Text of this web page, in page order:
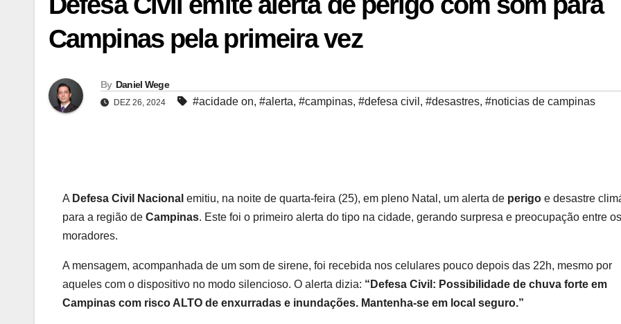
Campinas pela primeira vez
By Daniel Wege
DEZ 26, 2024 #acidade on, #alerta, #campinas, #defesa civil , #desastres, #noticias de campinas
A Defesa Civil Nacional emitiu, na noite de quarta-feira (25), em pleno Natal, um alerta de perigo e desastre
para a região de Campinas. Este foi o primeiro alerta do tipo na cidade, gerando surpresa e preocupação entre os
moradores.
A mensagem, acompanhada de um som de sirene, foi recebida nos celulares pouco depois das 22h, mesmo por
aqueles com o dispositivo no modo silencioso. O alerta dizia: “Defesa Civil: Possibilidade de chuva forte em
Campinas com risco ALTO de enxurradas e inundações. Mantenha-se em local seguro.”